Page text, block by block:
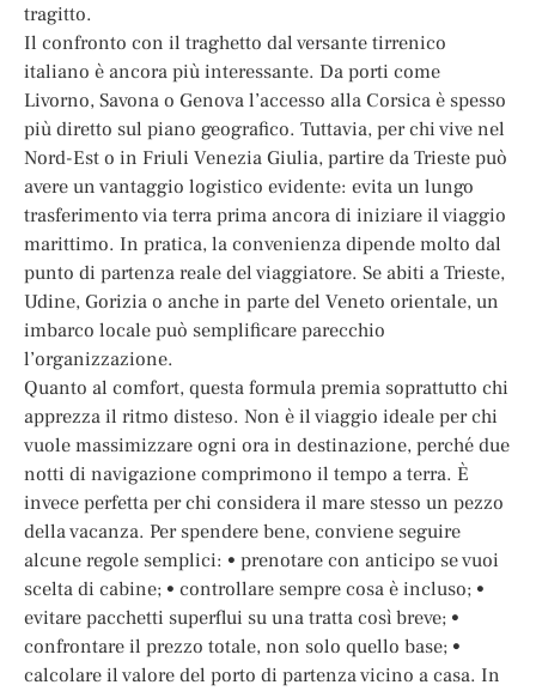
tragitto.
Il confronto con il traghetto dal versante tirrenico
italiano è ancora più interessante. Da porti come
Livorno, Savona o Genova l’accesso alla Corsica è spesso
più diretto sul piano geografico. Tuttavia, per chi vive nel
Nord-Est o in Friuli Venezia Giulia, partire da Trieste può
avere un vantaggio logistico evidente: evita un lungo
trasferimento via terra prima ancora di iniziare il viaggio
marittimo. In pratica, la convenienza dipende molto dal
punto di partenza reale del viaggiatore. Se abiti a Trieste,
Udine, Gorizia o anche in parte del Veneto orientale, un
imbarco locale può semplificare parecchio
l’organizzazione.
Quanto al comfort, questa formula premia soprattutto chi
apprezza il ritmo disteso. Non è il viaggio ideale per chi
vuole massimizzare ogni ora in destinazione, perché due
notti di navigazione comprimono il tempo a terra. È
invece perfetta per chi considera il mare stesso un pezzo
della vacanza. Per spendere bene, conviene seguire
alcune regole semplici: • prenotare con anticipo se vuoi
scelta di cabine; • controllare sempre cosa è incluso; •
evitare pacchetti superflui su una tratta così breve; •
confrontare il prezzo totale, non solo quello base; •
calcolare il valore del porto di partenza vicino a casa. In